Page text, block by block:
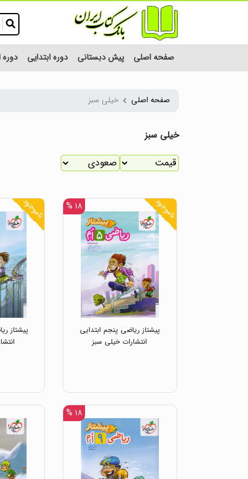
صفحه اصلی پیش دبستانی دوره ابتدایی
صفحه اصلی خیلی سبز
خیلی سبز
ناموجود ۱۸ %
پیشتاز ریاضی پنجم ابتدایی
انتشارات خیلی سبز
ناموجود
پیشتاز
۱۸ %